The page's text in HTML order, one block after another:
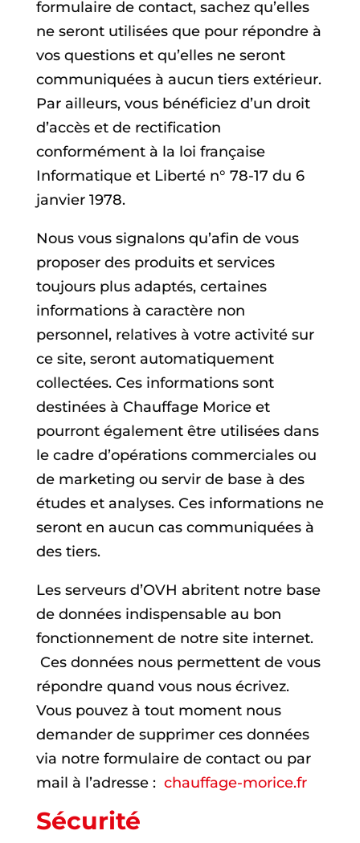
formulaire de contact, sachez qu’elles
ne seront utilisées que pour répondre à
vos questions et qu’elles ne seront
communiquées à aucun tiers extérieur.
Par ailleurs, vous bénéficiez d’un droit
d’accès et de rectification
conformément à la loi française
Informatique et Liberté n° 78-17 du 6
janvier 1978.
Nous vous signalons qu’afin de vous
proposer des produits et services
toujours plus adaptés, certaines
informations à caractère non
personnel, relatives à votre activité sur
ce site, seront automatiquement
collectées. Ces informations sont
destinées à Chauffage Morice et
pourront également être utilisées dans
le cadre d’opérations commerciales ou
de marketing ou servir de base à des
études et analyses. Ces informations ne
seront en aucun cas communiquées à
des tiers.
Les serveurs d’OVH abritent notre base
de données indispensable au bon
fonctionnement de notre site internet.
Ces données nous permettent de vous
répondre quand vous nous écrivez.
Vous pouvez à tout moment nous
demander de supprimer ces données
via notre formulaire de contact ou par
mail à l’adresse : chauffage-morice.fr
Sécurité